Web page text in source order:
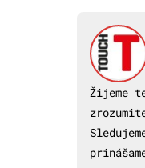
Žijeme